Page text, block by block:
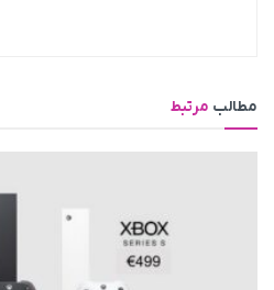
مطالب مرتبط